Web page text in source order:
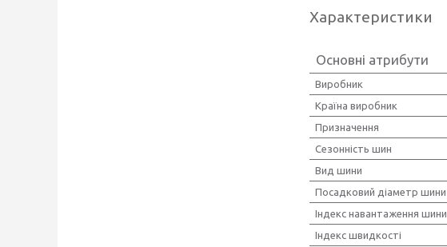
Характеристики
Основні атрибути
Виробник
Країна виробник
Призначення
Сезонність шин
Вид шини
Посадковий діаметр шини
Індекс навантаження шини
Індекс швидкості